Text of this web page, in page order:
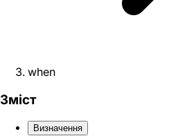
when
Зміст
Визначення